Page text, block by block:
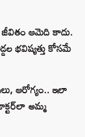
జీవితం ఆమెది కాదు.
భవిష్యత్తు కోసమే
ఆరోగ్యం.. ఇలా
అమ్మ